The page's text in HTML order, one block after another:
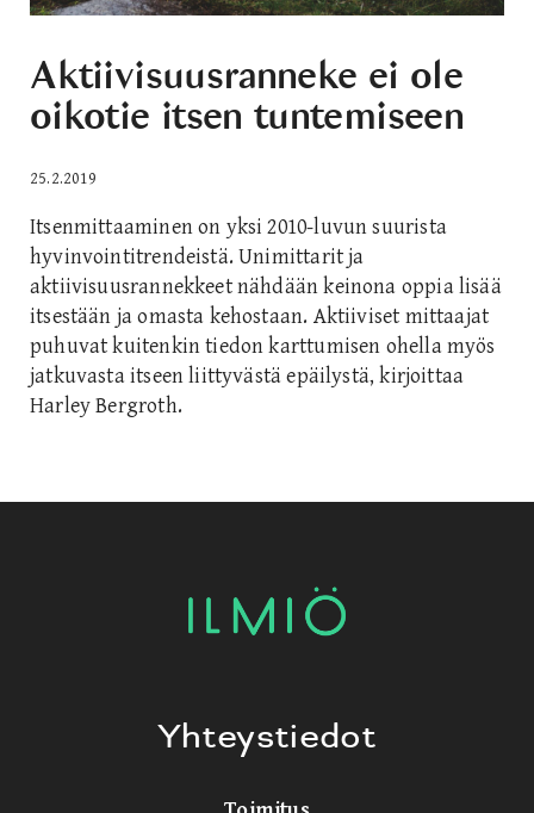
Aktiivisuusranneke ei ole
oikotie itsen tuntemiseen
25.2.2019
Itsenmittaaminen on yksi 2010-luvun suurista
hyvinvointitrendeistä. Unimittarit ja
aktiivisuusrannekkeet nähdään keinona oppia lisää
itsestään ja omasta kehostaan. Aktiiviset mittaajat
puhuvat kuitenkin tiedon karttumisen ohella myös
jatkuvasta itseen liittyvästä epäilystä, kirjoittaa
Harley Bergroth.
Yhteystiedot